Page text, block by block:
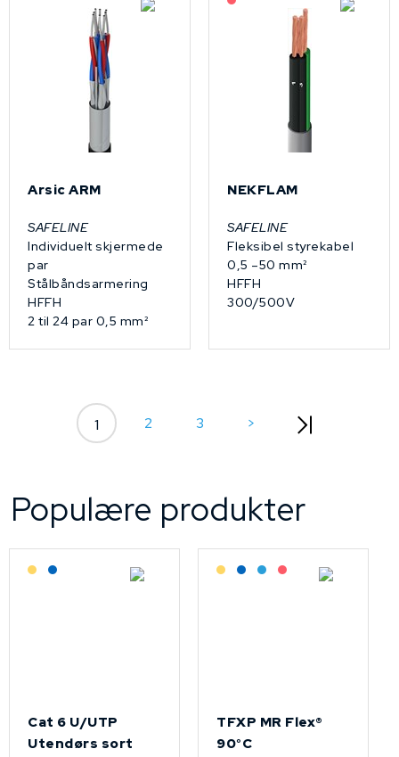
Arsic ARM
SAFELINE
Individuelt skjermede
par
Stålbåndsarmering
HFFH
2 til 24 par 0,5 mm²
NEKFLAM
SAFELINE
Fleksibel styrekabel
0,5 –50 mm²
HFFH
300/500V
1 2 3 >
Populære produkter
Lagerført: Grossist
Lagerført: NEK Kabel
Cat 6 U/UTP
Utendørs sort
Lagerført: Grossist
Lagerført: NEK Kabel
Bestilling: 2-3 uker
På forespørsel
TFXP MR Flex®
90°C